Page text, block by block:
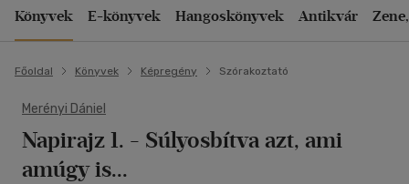
Könyvek E-könyvek Hangoskönyvek Antikvár
Főoldal Könyvek Képregény Szórakoztató
Merényi Dániel
Napirajz 1. - Súlyosbítva azt, ami
amúgy is...